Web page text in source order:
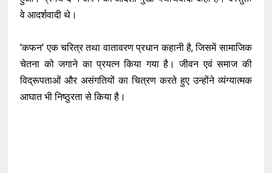
वे आदर्शवादी थे।
'कफन' एक चरित्र तथा वातावरण प्रधान कहानी है, जिसमें सामाजिक
चेतना को जगाने का प्रयत्न किया गया है। जीवन एवं समाज की
विद्रूपताओं और असंगतियों का चित्रण करते हुए उन्होंने व्यंग्यात्मक
आघात भी निष्ठुरता से किया है।